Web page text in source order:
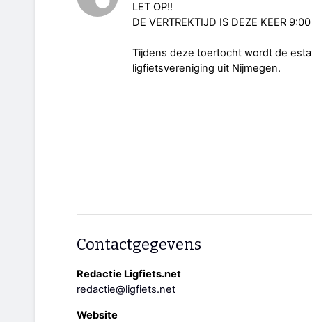
LET OP!!
DE VERTREKTIJD IS DEZE KEER
Tijdens deze toertocht wordt de
ligfietsvereniging uit Nijmegen.
Contactgegevens
Redactie Ligfiets.net
redactie@ligfiets.net
Website